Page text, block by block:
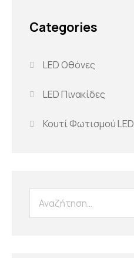
Categories
LED Οθόνες
LED Πινακίδες
Κουτί Φωτισμού LED